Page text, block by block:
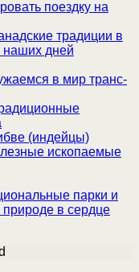
поездку на
традиции в
наших дней
в мир транс-
(индейцы)
ископаемые
парки и
в сердце